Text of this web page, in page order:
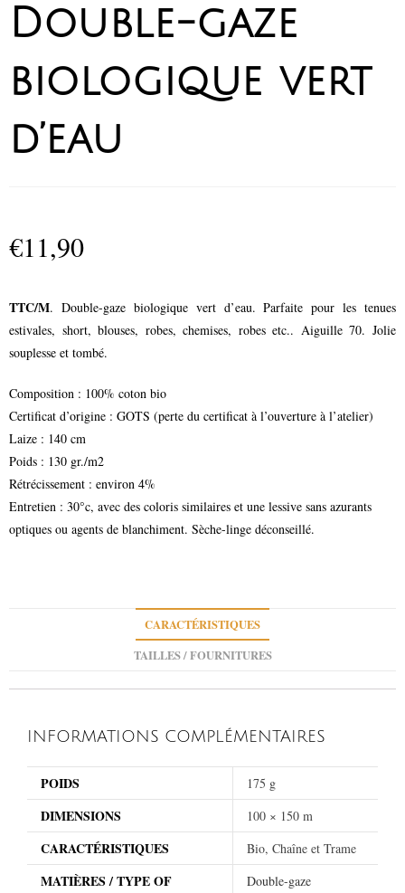
Double-gaze
biologique vert
d’eau
€11,90
TTC/M. Double-gaze biologique vert d’eau. Parfaite pour les tenues
estivales, short, blouses, robes, chemises, robes etc.. Aiguille 70. Jolie
souplesse et tombé.
Composition : 100% coton bio
Certificat d’origine : GOTS (perte du certificat à l’ouverture à l’atelier)
Laize : 140 cm
Poids : 130 gr./m2
Rétrécissement : environ 4%
Entretien : 30°c, avec des coloris similaires et une lessive sans azurants
optiques ou agents de blanchiment. Sèche-linge déconseillé.
CARACTÉRISTIQUES
TAILLES / FOURNITURES
INFORMATIONS COMPLÉMENTAIRES
POIDS 175 g
DIMENSIONS 100 × 150 m
CARACTÉRISTIQUES Bio, Chaîne et Trame
MATIÈRES / TYPE OF
Double-gaze